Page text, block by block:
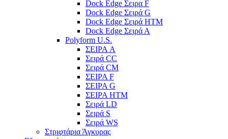
Dock Edge Σειρα F
Dock Edge Σειρά G
Dock Edge Σειρά HTM
Dock Edge Σειρά Α
Polyform U.S.
ΣΕΙΡΑ A
Σειρά CC
Σειρά CM
ΣΕΙΡΑ F
ΣΕΙΡΑ G
ΣΕΙΡΑ HTM
Σειρά LD
Σειρά S
Σειρά WS
Στριφτάρια Άγκυρας